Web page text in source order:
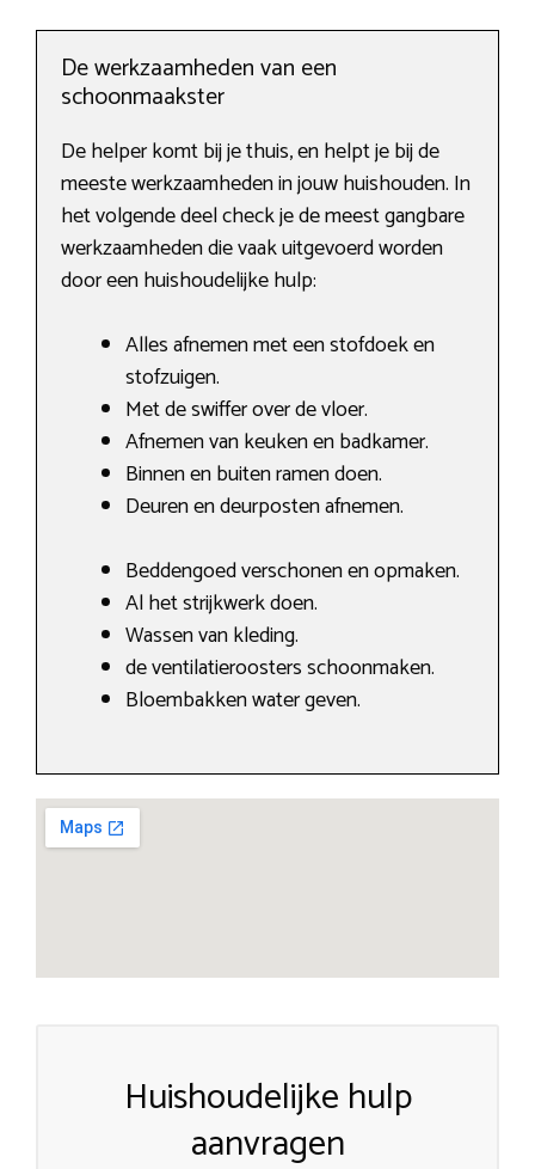
De werkzaamheden van een
schoonmaakster
De helper komt bij je thuis, en helpt je bij de
meeste werkzaamheden in jouw huishouden. In
het volgende deel check je de meest gangbare
werkzaamheden die vaak uitgevoerd worden
door een huishoudelijke hulp:
Alles afnemen met een stofdoek en
stofzuigen.
Met de swiffer over de vloer.
Afnemen van keuken en badkamer.
Binnen en buiten ramen doen.
Deuren en deurposten afnemen.
Beddengoed verschonen en opmaken.
Al het strijkwerk doen.
Wassen van kleding.
de ventilatieroosters schoonmaken.
Bloembakken water geven.
Huishoudelijke hulp
aanvragen